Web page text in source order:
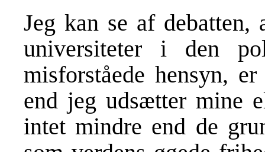
Jeg kan se af debatten,
universiteter i den
misforståede hensyn,
end jeg udsætter mine
intet mindre end de